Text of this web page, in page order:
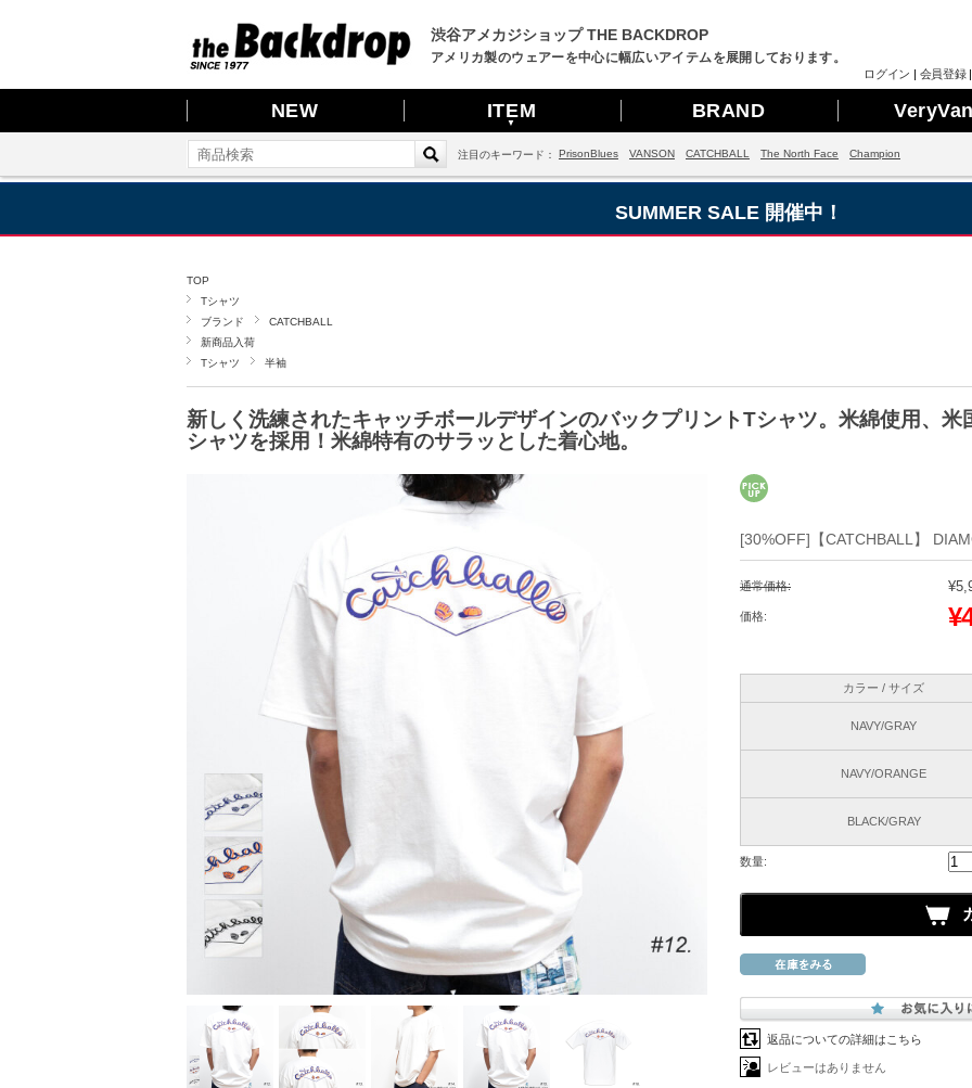
渋谷アメカジショップ THE BACKDROP
アメリカ製のウェアーを中心に幅広いアイテムを展開しております。
ログイン | 会員登録
NEW ITEM
▼
BRAND
注目のキーワード： PrisonBlues VANSON CATCHBALL The North Face Champion
SUMMER SALE 開催中！
TOP
Tシャツ
ブランド
CATCHBALL
新商品入荷
Tシャツ
半袖
新しく洗練されたキャッチボールデザインのバックプリントTシャツ。米綿使用、
シャツを採用！米綿特有のサラッとした着心地。
[30%OFF]【CATCHBALL】
通常価格:
価格:
カラー / サイズ
NAVY/GRAY
NAVY/ORANGE
BLACK/GRAY
数量:
返品についての詳細はこちら
レビューはありません